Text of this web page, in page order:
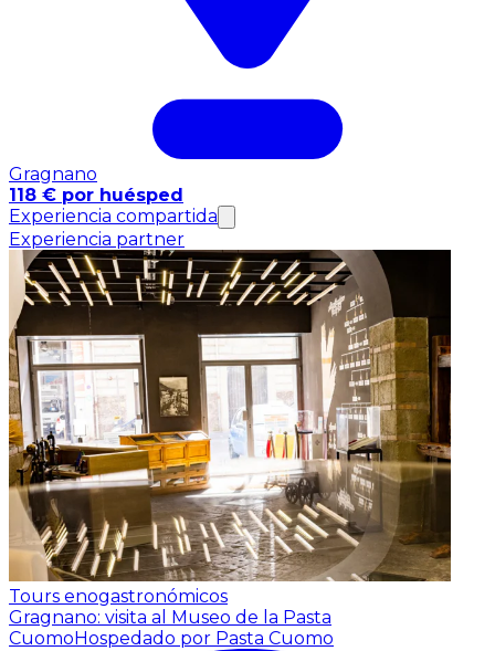
Gragnano
118 € por huésped
Experiencia compartida
Experiencia partner
Tours enogastronómicos
Gragnano: visita al Museo de la Pasta
Cuomo Hospedado por Pasta Cuomo